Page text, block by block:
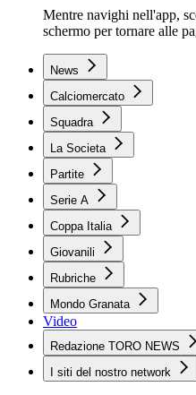
Mentre navighi nell'app,
schermo per tornare alle
News
Calciomercato
Squadra
La Societa
Partite
Serie A
Coppa Italia
Giovanili
Rubriche
Mondo Granata
Video
Redazione TORO NEWS
I siti del nostro network